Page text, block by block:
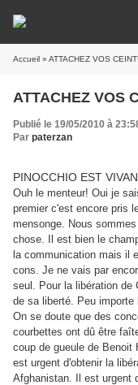
Accueil » ATTACHEZ VOS
ATTACHEZ VOS
Publié le 19/05/2010 à
Par paterzan
PINOCCHIO EST
Ouh le menteur! Oui je
premier c'est encore pris
mensonge. Nous
chose. Il est bien le
la communication mais il
cons. Je ne vais par
seul. Pour la libération de
de sa liberté. Peu
On se doute que des
courbettes ont dû être
coup de gueule de Benoit
est urgent d'obtenir la
Afghanistan. Il est urgent